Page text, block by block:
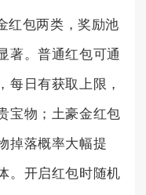
红包两类，奖励池
著。普通红包可通
每日有获取上限，
宝物；土豪金红包
掉落概率大幅提
。开启红包时随机